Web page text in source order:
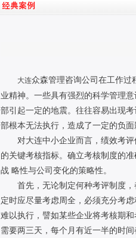
大连众森管理咨询公司在工作过
业精神。一些具有强烈的科学管理
部引起一定的地震。往往容易出现
部根本无法执行，造成了一定的负
对大连中小企业而言，绩效考
的关键考核指标。确立考核制度的
战 略性与公司变化的策略性。
首先，无论制定何种考评制度
定时应尽量考虑周全，必须充分考
难以执行，譬如某些企业将考核期
需要两三天，每个月有近一半的时